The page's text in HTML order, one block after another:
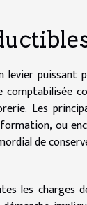
puissant
Les
ou
de
les charges